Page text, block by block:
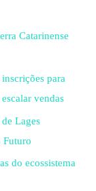
Catarinense
para
vendas
Lages
Futuro
do ecossistema